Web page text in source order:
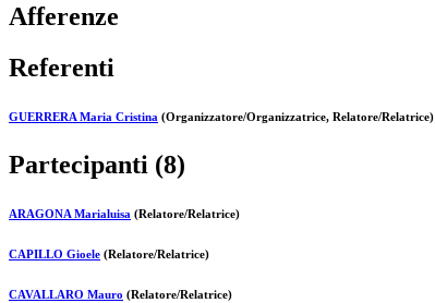
Afferenze
Referenti
GUERRERA Maria Cristina (Organizzatore/Organizzatrice, Relatore/Relatrice)
Partecipanti (8)
ARAGONA Marialuisa (Relatore/Relatrice)
CAPILLO Gioele (Relatore/Relatrice)
CAVALLARO Mauro (Relatore/Relatrice)